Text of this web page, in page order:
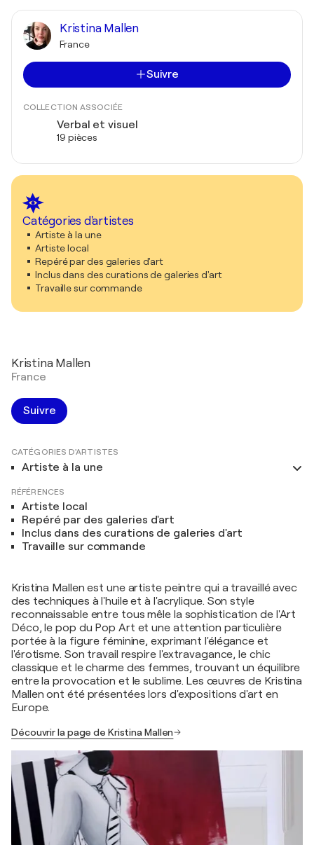
Kristina Mallen
France
Suivre
COLLECTION ASSOCIÉE
Verbal et visuel
19 pièces
Catégories d'artistes
Artiste à la une
Artiste local
Repéré par des galeries d'art
Inclus dans des curations de galeries d'art
Travaille sur commande
Kristina Mallen
France
Suivre
CATÉGORIES D'ARTISTES
Artiste à la une
RÉFÉRENCES
Artiste local
Repéré par des galeries d'art
Inclus dans des curations de galeries d'art
Travaille sur commande
Kristina Mallen est une artiste peintre qui a travaillé avec
des techniques à l'huile et à l'acrylique. Son style
reconnaissable entre tous mêle la sophistication de l'Art
Déco, le pop du Pop Art et une attention particulière
portée à la figure féminine, exprimant l'élégance et
l'érotisme. Son travail respire l'extravagance, le chic
classique et le charme des femmes, trouvant un équilibre
entre la provocation et le sublime. Les œuvres de Kristina
Mallen ont été présentées lors d'expositions d'art en
Europe.
Découvrir la page de Kristina Mallen